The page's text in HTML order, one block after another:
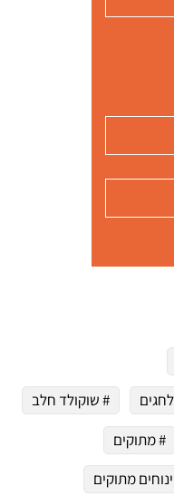
# שוקולד חלב
# מתוקים
מתוקים